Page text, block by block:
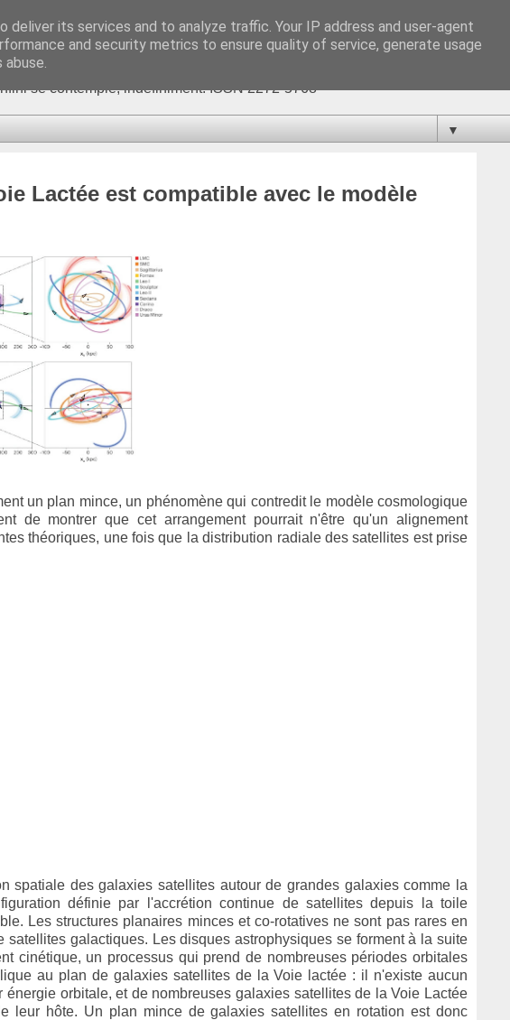
se contemple, indéfiniment. ISSN 2272-5768
▼
Lactée est compatible avec le modèle
un plan mince, un phénomène qui contredit le modèle cosmologique
de montrer que cet arrangement pourrait n'être qu'un alignement
théoriques, une fois que la distribution radiale des satellites est prise
spatiale des galaxies satellites autour de grandes galaxies comme la
définie par l'accrétion continue de satellites depuis la toile
Les structures planaires minces et co-rotatives ne sont pas rares en
galactiques. Les disques astrophysiques se forment à la suite
cinétique, un processus qui prend de nombreuses périodes orbitales
au plan de galaxies satellites de la Voie lactée : il n'existe aucun
orbitale, et de nombreuses galaxies satellites de la Voie Lactée
leur hôte. Un plan mince de galaxies satellites en rotation est donc
deliver its services and to analyze traffic. Your IP address and user-agent
and security metrics to ensure quality of service, generate usage